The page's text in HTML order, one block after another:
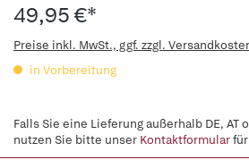
49,95 €*
Preise inkl. MwSt., ggf. zzgl.
in Vorbereitung
Falls Sie eine Lieferung außerhalb DE, AT
nutzen Sie bitte unser Kontaktformular